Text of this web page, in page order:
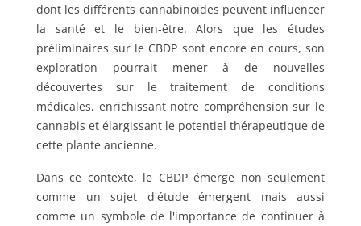
dont les différents cannabinoïdes peuvent influencer
la santé et le bien-être. Alors que les études
préliminaires sur le CBDP sont encore en cours, son
exploration pourrait mener à de nouvelles
découvertes sur le traitement de conditions
médicales, enrichissant notre compréhension sur le
cannabis et élargissant le potentiel thérapeutique de
cette plante ancienne.
Dans ce contexte, le CBDP émerge non seulement
comme un sujet d'étude émergent mais aussi
comme un symbole de l'importance de continuer à